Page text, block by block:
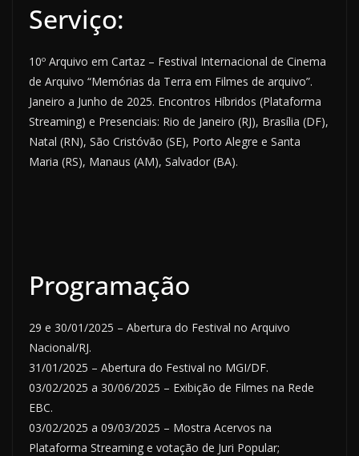
Serviço:
10º Arquivo em Cartaz – Festival Internacional de Cinema
de Arquivo “Memórias da Terra em Filmes de arquivo”.
Janeiro a Junho de 2025. Encontros Híbridos (Plataforma
Streaming) e Presenciais: Rio de Janeiro (RJ), Brasília (DF),
Natal (RN), São Cristóvão (SE), Porto Alegre e Santa
Maria (RS), Manaus (AM), Salvador (BA).
Programação
29 e 30/01/2025 – Abertura do Festival no Arquivo
Nacional/RJ.
31/01/2025 – Abertura do Festival no MGI/DF.
03/02/2025 a 30/06/2025 – Exibição de Filmes na Rede
EBC.
03/02/2025 a 09/03/2025 – Mostra Acervos na
Plataforma Streaming e votação de Juri Popular;